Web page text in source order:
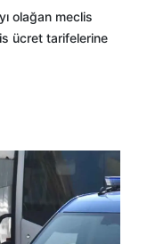
olağan meclis
ücret tarifelerine